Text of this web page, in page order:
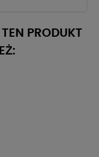
PRODUKT